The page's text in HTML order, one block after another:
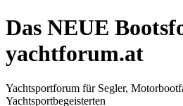
Das NEUE
yachtforum.at
Yachtsportforum für Segler,
Yachtsportbegeisterten